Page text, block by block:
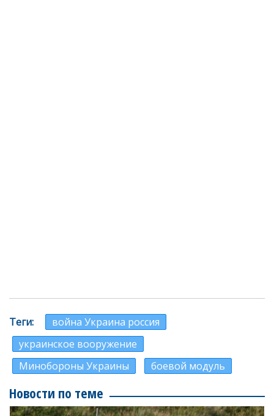
Теги
война Украина россия
украинское вооружение
Минобороны Украины
боевой модуль
Новости по теме